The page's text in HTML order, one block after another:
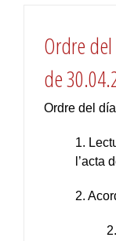
Ordre
de
Ordre del día
1.
l’acta
2.